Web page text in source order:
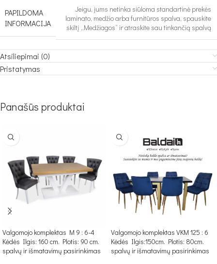
PAPILDOMA
INFORMACIJA
Jeigu, jums netinka siūloma standartinė prekės
laminato, medžio arba furnitūros spalva, spauskite
skiltį „Medžiagos“ ir atraskite sau tinkančią spalvą
Atsiliepimai (0)
Pristatymas
Panašūs produktai
Valgomojo komplektas M 9 : 6-4
Kėdės Ilgis: 160 cm. Plotis: 90 cm.
spalvų ir išmatavimų pasirinkimas
Valgomojo komplektas VKM 125 : 6
Kėdės Ilgis:150cm. Plotis: 80cm.
spalvų ir išmatavimų pasirinkimas